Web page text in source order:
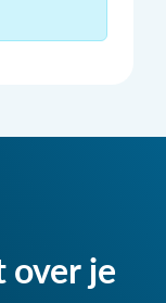
over je